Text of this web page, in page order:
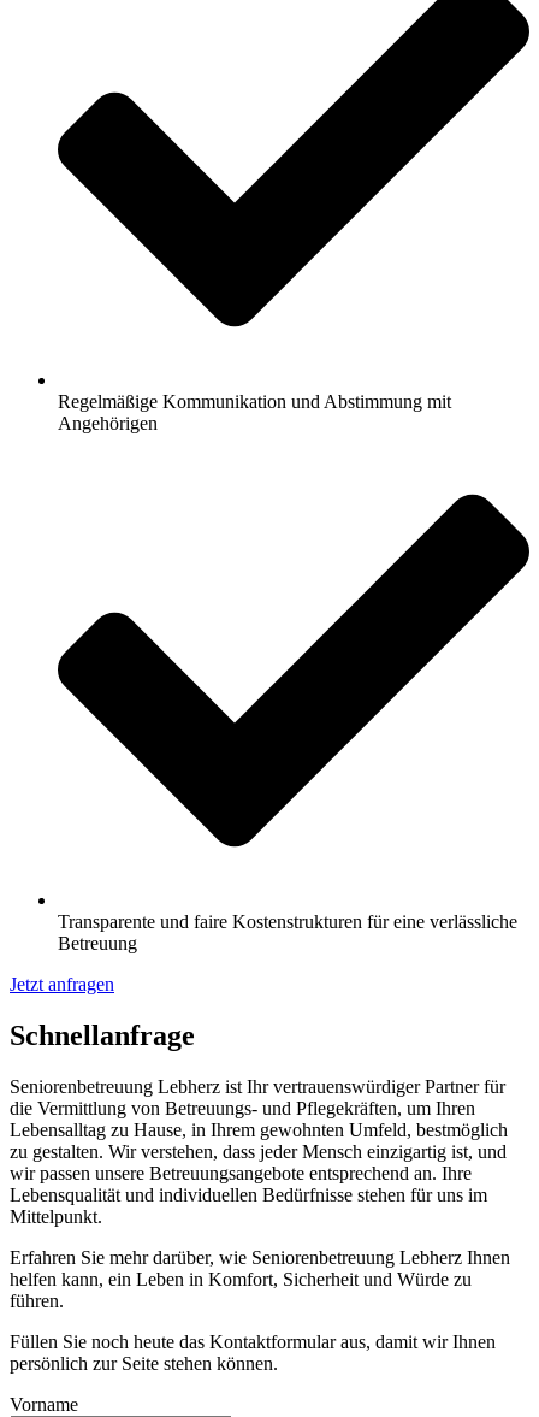
Regelmäßige Kommunikation und Abstimmung mit
Angehörigen
Transparente und faire Kostenstrukturen für eine verlässliche
Betreuung
Jetzt anfragen
Schnell­anfrage
Seniorenbetreuung Lebherz ist Ihr vertrauenswürdiger Partner für
die Vermittlung von Betreuungs- und Pflegekräften, um Ihren
Lebensalltag zu Hause, in Ihrem gewohnten Umfeld, bestmöglich
zu gestalten. Wir verstehen, dass jeder Mensch einzigartig ist, und
wir passen unsere Betreuungsangebote entsprechend an. Ihre
Lebensqualität und individuellen Bedürfnisse stehen für uns im
Mittelpunkt.
Erfahren Sie mehr darüber, wie Seniorenbetreuung Lebherz Ihnen
helfen kann, ein Leben in Komfort, Sicherheit und Würde zu
führen.
Füllen Sie noch heute das Kontaktformular aus, damit wir Ihnen
persönlich zur Seite stehen können.
Vorname